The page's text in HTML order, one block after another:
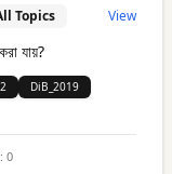
Topics View
যায়?
DiB_2019
0